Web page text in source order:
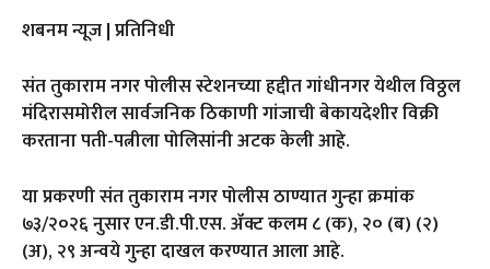
शबनम न्यूज | प्रतिनिधी
संत तुकाराम नगर पोलीस स्टेशनच्या हद्दीत गांधीनगर येथील विठ्ठल
मंदिरासमोरील सार्वजनिक ठिकाणी गांजाची बेकायदेशीर विक्री
करताना पती-पत्नीला पोलिसांनी अटक केली आहे.
या प्रकरणी संत तुकाराम नगर पोलीस ठाण्यात गुन्हा क्रमांक
७३/२०२६ नुसार एन.डी.पी.एस. ॲक्ट कलम ८ (क), २० (ब) (२)
(अ), २९ अन्वये गुन्हा दाखल करण्यात आला आहे.